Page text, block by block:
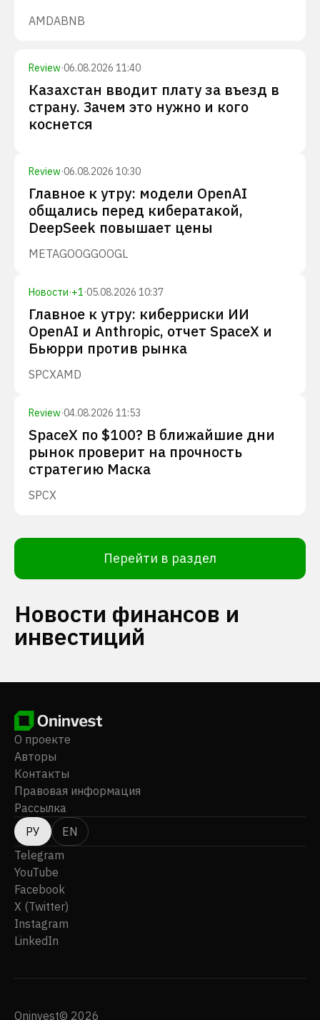
AMDABNB
Review·06.08.2026 11:40
Казахстан вводит плату за въезд в
страну. Зачем это нужно и кого
коснется
Review·06.08.2026 10:30
Главное к утру: модели OpenAI
общались перед кибератакой,
DeepSeek повышает цены
METAGOOGGOOGL
Новости·+1·05.08.2026 10:37
Главное к утру: киберриски ИИ
OpenAI и Anthropic, отчет SpaceX и
Бьюрри против рынка
SPCXAMD
Review·04.08.2026 11:53
SpaceX по $100? В ближайшие дни
рынок проверит на прочность
стратегию Маска
SPCX
Перейти в раздел
Новости финансов и
инвестиций
О проекте
Авторы
Контакты
Правовая информация
Рассылка
РУ
EN
Telegram
YouTube
Facebook
X (Twitter)
Instagram
LinkedIn
Oninvest© 2026